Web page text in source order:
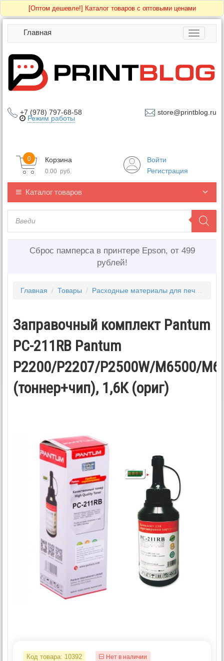
[Оптом дешевле!] Каталог товаров с оптовыми ценами
Toggle
Главная
+7 (978) 797-68-58 store@printblog.ru
Режим работы
Корзина
0
0.00 руб.
Войти
Регистрация
Каталог товаров
Сброс памперса в принтере Epson, от 499
рублей!
Главная / Товары / Расходные материалы для печати
Заправочный комплект Pantum
PC-211RB Pantum
P2200/P2207/P2500W/M6500/
(тоннер+чип), 1,6К (ориг)
Код товара: 10392 Нет в наличии